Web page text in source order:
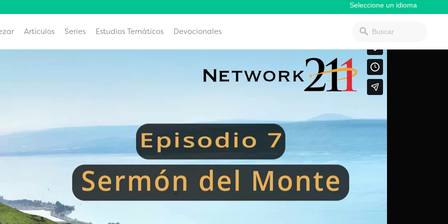
Artículos Series Estudios Temáticos Devocionales